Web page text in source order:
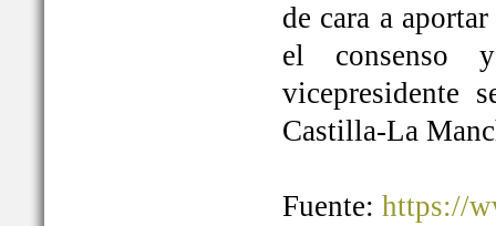
de cara a
el consenso
vicepresidente
Castilla-La
Fuente: https://